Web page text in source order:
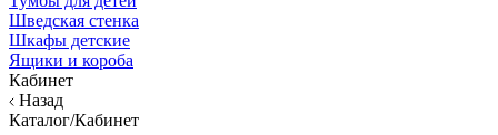
Шведская стенка
Шкафы детские
Ящики и короба
Кабинет
Назад
Каталог/Кабинет